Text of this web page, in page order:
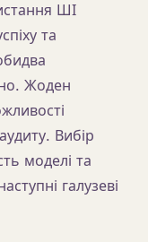
ШІ
та
Жоден
Вибір
моделі та
галузеві